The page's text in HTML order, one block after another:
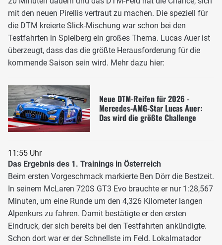
mit den neuen Pirellis vertraut zu machen. Die speziell für
die DTM kreierte Slick-Mischung war schon bei den
Testfahrten in Spielberg ein großes Thema. Lucas Auer ist
überzeugt, dass das die größte Herausforderung für die
kommende Saison sein wird. Mehr dazu hier:
Neue DTM-Reifen für 2026 -
Mercedes-AMG-Star Lucas Auer:
Das wird die größte Challenge
11:55 Uhr
Das Ergebnis des 1. Trainings in Österreich
Beim ersten Vorgeschmack markierte Ben Dörr die Bestzeit.
In seinem McLaren 720S GT3 Evo brauchte er nur 1:28,567
Minuten, um eine Runde um den 4,326 Kilometer langen
Alpenkurs zu fahren. Damit bestätigte er den ersten
Eindruck, der sich bereits bei den Testfahrten ankündigte.
Schon dort war er der Schnellste im Feld. Lokalmatador